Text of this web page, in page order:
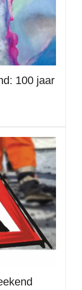
100 jaar